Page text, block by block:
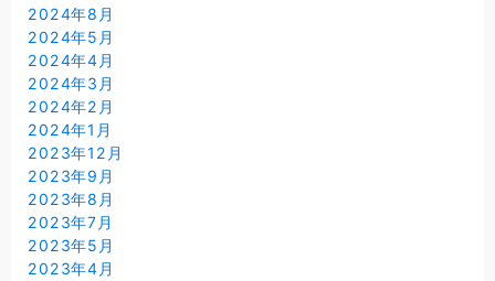
2024年8月
2024年5月
2024年4月
2024年3月
2024年2月
2024年1月
2023年12月
2023年9月
2023年8月
2023年7月
2023年5月
2023年4月